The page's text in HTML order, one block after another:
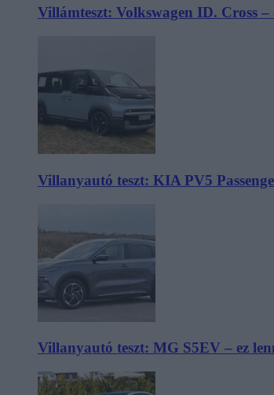
Villámteszt: Volkswagen ID. Cross –
Villanyautó teszt: KIA PV5
Villanyautó teszt: MG S5EV – ez